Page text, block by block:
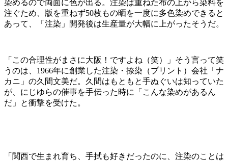
染めるので両面に色が出る。注染は重ねた布の上から染料を
注ぐため、版を重ねず50枚もの晒を一度に多色染めできると
あって、「注染」開発後は生産量が大幅に上がったそうだ。
「この合理性がまさに大阪！ですよね（笑）」そう言って笑
うのは、1966年に創業した注染・捺染（プリント）会社「ナ
カニ」の久間文美だ。 久間はもともと手ぬぐいは知っていた
が、にじゆらの催事を手伝った時に「こんな染めがあるん
だ」と衝撃を受けた。
「関西で生まれ育ち、手拭も好きだったのに、注染のことは